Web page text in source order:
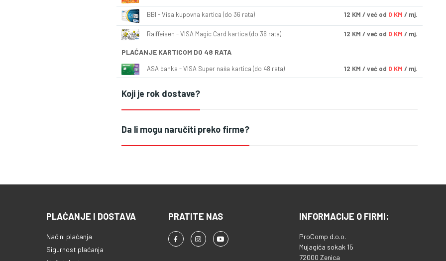
BBI - Visa kupovna kartica (do 36 rata) 12 KM / već od 0 KM / mj.
Raiffeisen - VISA Magic Card kartica (do 36 rata) 12 KM / već od 0 KM / mj.
PLAĆANJE KARTICOM DO 48 RATA
ASA banka - VISA Super naša kartica (do 48 rata) 12 KM / već od 0 KM / mj.
Koji je rok dostave?
Da li mogu naručiti preko firme?
PLAĆANJE I DOSTAVA
Načini plaćanja
Sigurnost plaćanja
PRATITE NAS INFORMACIJE O FIRMI:
ProComp d.o.o.
Mujagića sokak 15
72000 Zenica